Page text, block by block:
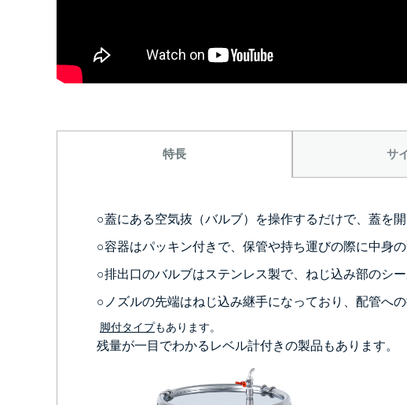
特長 サ
○蓋にある空気抜（バルブ）を操作するだけで、蓋を
○容器はパッキン付きで、保管や持ち運びの際に中身
○排出口のバルブはステンレス製で、ねじ込み部のシ
○ノズルの先端はねじ込み継手になっており、配管への
脚付タイプもあります。
残量が一目でわかるレベル計付きの製品もあります。